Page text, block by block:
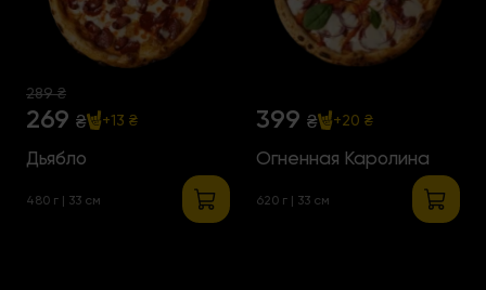
289 ₴
269 ₴ +13 ₴
Дьябло
480 г | 33 см
399 ₴ +20 ₴
Огненная Каролина
620 г | 33 см